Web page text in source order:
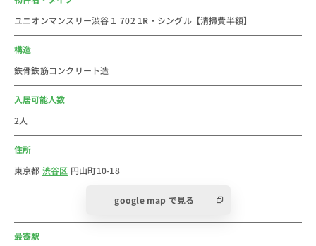
明治屋渋谷山手ストアー…153m
ドン・キホーテ渋谷店…209m
まいばすけっと神泉駅前店…215m
＝＝＝＝＝＝＝＝＝＝＝＝＝＝＝＝＝＝＝＝
東京都渋谷区の駅。複数路線利用可能の大きなターミナ
ヒカリエなど様々なストアには昼夜問わず多くの人々で
賑わっています。
都内へのアクセスも抜群なので、あまり電車移動に時間
ユニオンマンスリー渋谷１ 702 1R・シングル【清掃費半額】
構造
鉄骨鉄筋コンクリート造
入居可能人数
2人
住所
東京都 渋谷区 円山町10-18
google map で見る
最寄駅